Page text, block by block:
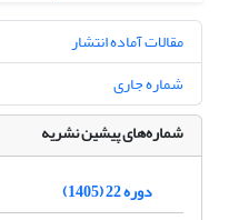
مقالات آماده انتشار
شماره جاری
شماره‌های پیشین نشریه
دوره 22 (1405)